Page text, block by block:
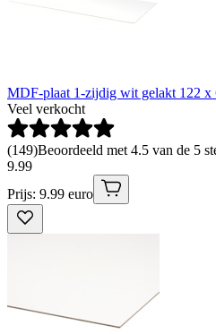
MDF-plaat 1-zijdig wit gelakt 122 x
Veel verkocht
(149)Beoordeeld met 4.5 van de 5
9.99
Prijs: 9.99 euro